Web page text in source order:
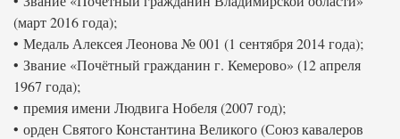
(март 2016 года);
• Медаль Алексея Леонова № 001 (1 сентября 2014 года);
• Звание «Почётный гражданин г. Кемерово» (12 апреля
1967 года);
• премия имени Людвига Нобеля (2007 год);
• орден Святого Константина Великого (Союз кавалеров